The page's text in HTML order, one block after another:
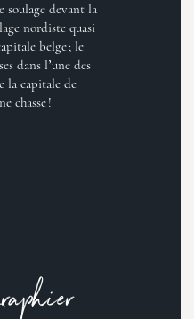
soulage devant la
nordiste quasi
belge ; le
dans l’une des
la capitale de
chasse !